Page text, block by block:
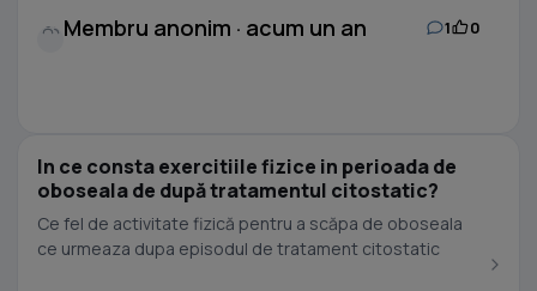
Membru anonim · acum un an 1 0
In ce consta exercitiile fizice in perioada de
oboseala de după tratamentul citostatic?
Ce fel de activitate fizică pentru a scăpa de oboseala
ce urmeaza dupa episodul de tratament citostatic